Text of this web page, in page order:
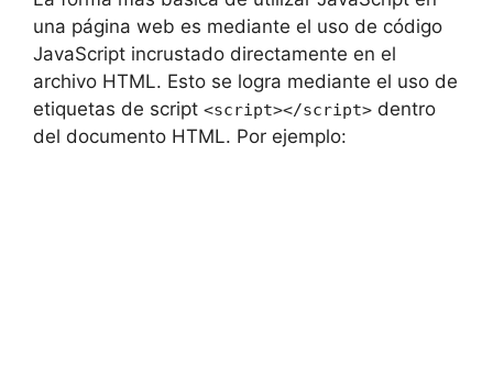
una página web es mediante el uso de código
JavaScript incrustado directamente en el
archivo HTML. Esto se logra mediante el uso de
etiquetas de script <script></script> dentro
del documento HTML. Por ejemplo: